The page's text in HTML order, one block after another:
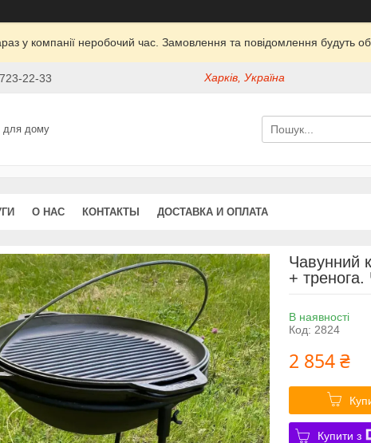
у компанії неробочий час. Замовлення та повідомлення будуть
22-33 Харків, Україна
для дому
О НАС КОНТАКТЫ ДОСТАВКА И ОПЛАТА
Чавунний
+
В наявності
Код: 2824
2 854 ₴
Купити з